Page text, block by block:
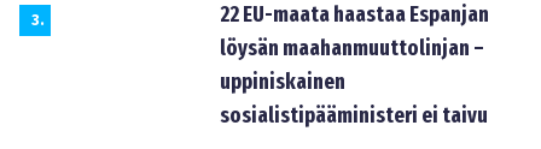
3.
22 EU-maata haastaa Espanjan
löysän maahanmuuttolinjan –
uppiniskainen
sosialistipääministeri ei taivu